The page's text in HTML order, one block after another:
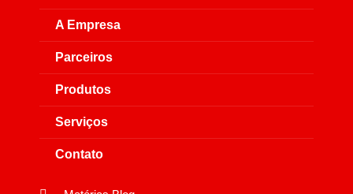
A Empresa
Parceiros
Produtos
Serviços
Contato